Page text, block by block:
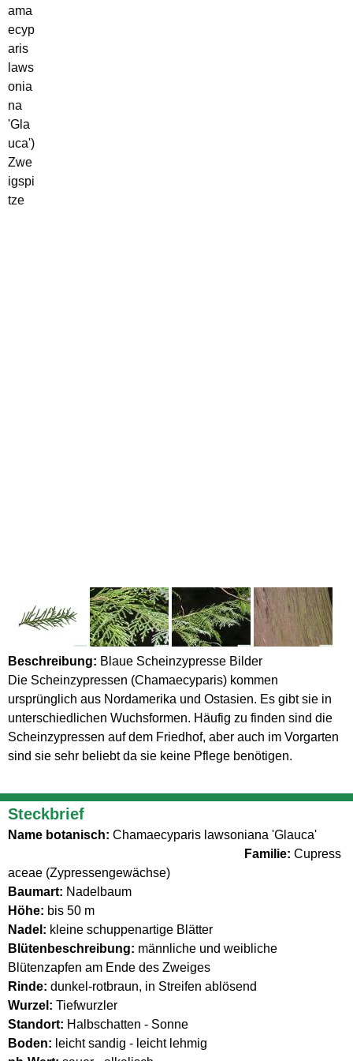
ama
ecyp
aris
laws
onia
na
'Gla
uca')
Zwe
igspi
tze
Beschreibung: Blaue Scheinzypresse Bilder
Die Scheinzypressen (Chamaecyparis) kommen
ursprünglich aus Nordamerika und Ostasien. Es gibt sie in
unterschiedlichen Wuchsformen. Häufig zu finden sind die
Scheinzypressen auf dem Friedhof, aber auch im Vorgarten
sind sie sehr beliebt da sie keine Pflege benötigen.
Steckbrief
Name botanisch: Chamaecyparis lawsoniana 'Glauca'
Familie: Cupress
aceae (Zypressengewächse)
Baumart: Nadelbaum
Höhe: bis 50 m
Nadel: kleine schuppenartige Blätter
Blütenbeschreibung: männliche und weibliche
Blütenzapfen am Ende des Zweiges
Rinde: dunkel-rotbraun, in Streifen ablösend
Wurzel: Tiefwurzler
Standort: Halbschatten - Sonne
Boden: leicht sandig - leicht lehmig